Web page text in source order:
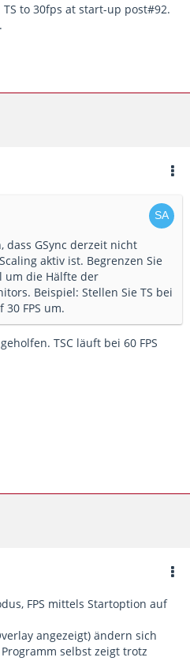
to 30fps at start-up post#92.
dass GSync derzeit nicht
aktiv ist. Begrenzen Sie
um die Hälfte der
Beispiel: Stellen Sie TS bei
FPS um.
TSC läuft bei 60 FPS
FPS mittels Startoption auf
angezeigt) ändern sich
selbst zeigt trotz